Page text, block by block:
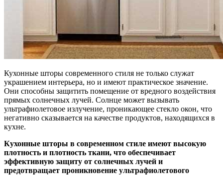
Кухонные шторы современного стиля не только служат
украшением интерьера, но и имеют практическое значение.
Они способны защитить помещение от вредного воздействия
прямых солнечных лучей. Солнце может вызывать
ультрафиолетовое излучение, проникающее стекло окон, что
негативно сказывается на качестве продуктов, находящихся в
кухне.
Кухонные шторы в современном стиле имеют высокую
плотность и плотность ткани, что обеспечивает
эффективную защиту от солнечных лучей и
предотвращает проникновение ультрафиолетового